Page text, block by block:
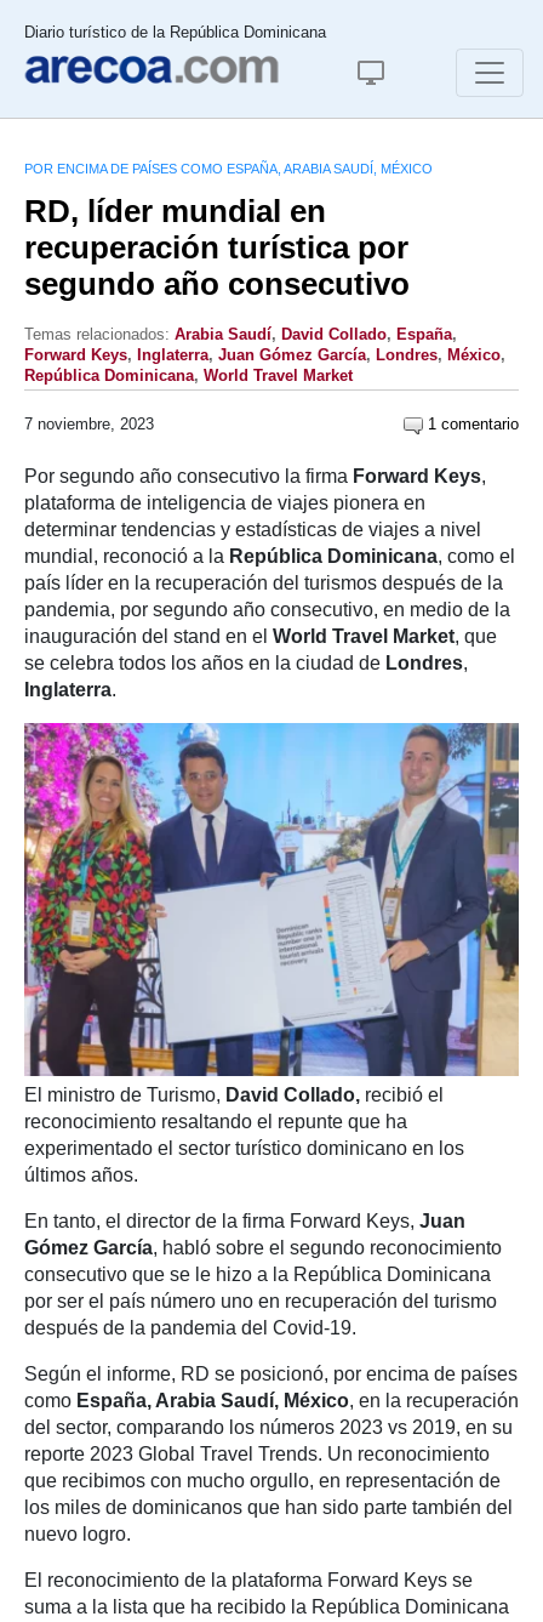
Diario turístico de la República Dominicana
POR ENCIMA DE PAÍSES COMO ESPAÑA, ARABIA SAUDÍ, MÉXICO
RD, líder mundial en
recuperación turística por
segundo año consecutivo
Temas relacionados: Arabia Saudí, David Collado, España,
Forward Keys, Inglaterra, Juan Gómez García, Londres, México,
República Dominicana, World Travel Market
7 noviembre, 2023 1 comentario
Por segundo año consecutivo la firma Forward Keys,
plataforma de inteligencia de viajes pionera en
determinar tendencias y estadísticas de viajes a nivel
mundial, reconoció a la República Dominicana, como el
país líder en la recuperación del turismos después de la
pandemia, por segundo año consecutivo, en medio de la
inauguración del stand en el World Travel Market, que
se celebra todos los años en la ciudad de Londres,
Inglaterra.
El ministro de Turismo, David Collado, recibió el
reconocimiento resaltando el repunte que ha
experimentado el sector turístico dominicano en los
últimos años.
En tanto, el director de la firma Forward Keys, Juan
Gómez García, habló sobre el segundo reconocimiento
consecutivo que se le hizo a la República Dominicana
por ser el país número uno en recuperación del turismo
después de la pandemia del Covid-19.
Según el informe, RD se posicionó, por encima de países
como España, Arabia Saudí, México, en la recuperación
del sector, comparando los números 2023 vs 2019, en su
reporte 2023 Global Travel Trends. Un reconocimiento
que recibimos con mucho orgullo, en representación de
los miles de dominicanos que han sido parte también del
nuevo logro.
El reconocimiento de la plataforma Forward Keys se
suma a la lista que ha recibido la República Dominicana